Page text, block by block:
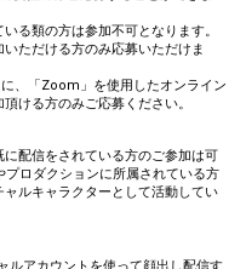
る類の方は参加不可となります。
ただける方のみ応募いただけま
、「Zoom」を使用したオンライン
ける方のみご応募ください。
配信をされている方のご参加は可
ロダクションに所属されている方
ルキャラクターとして活動してい